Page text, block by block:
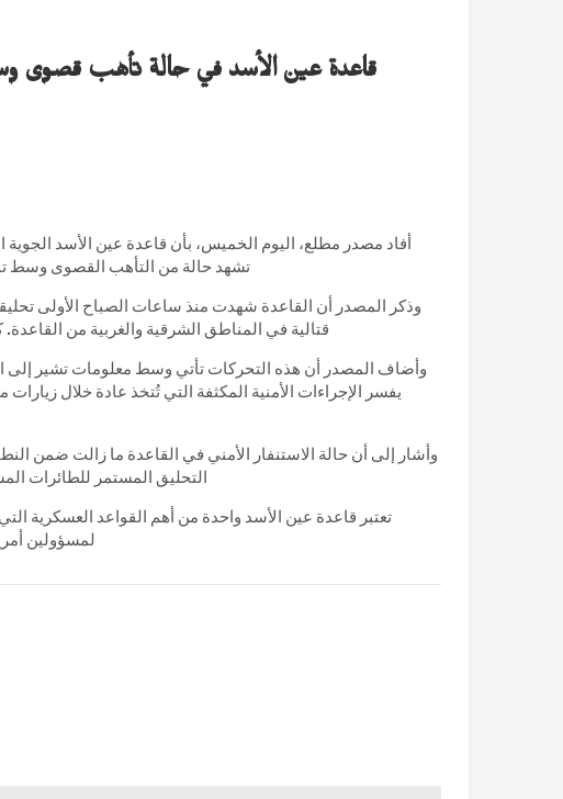
قاعدة عين الأسد في حالة تأهب قصوى
أفاد مصدر مطلع، اليوم الخميس، بأن قاعدة عين الأسد الجوية
تشهد حالة من التأهب القصوى وسط
وذكر المصدر أن القاعدة شهدت منذ ساعات الصباح الأولى
قتالية في المناطق الشرقية والغربية من
وأضاف المصدر أن هذه التحركات تأتي وسط معلومات تشير
يفسر الإجراءات الأمنية المكثفة التي تُتخذ عادة خلال زيارات
وأشار إلى أن حالة الاستنفار الأمني في القاعدة ما زالت ضمن
التحليق المستمر للطائرات
تعتبر قاعدة عين الأسد واحدة من أهم القواعد العسكرية
لمسؤولين